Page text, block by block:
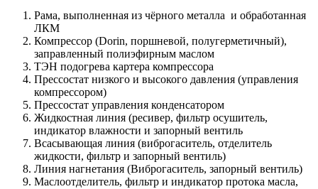
Рама, выполненная из чёрного металла и обработанная
ЛКМ
Компрессор (Dorin, поршневой, полугерметичный),
заправленный полиэфирным маслом
ТЭН подогрева картера компрессора
Прессостат низкого и высокого давления (управления
компрессором)
Прессостат управления конденсатором
Жидкостная линия (ресивер, фильтр осушитель,
индикатор влажности и запорный вентиль
Всасывающая линия (виброгаситель, отделитель
жидкости, фильтр и запорный вентиль)
Линия нагнетания (Виброгаситель, запорный вентиль)
Маслоотделитель, фильтр и индикатор протока масла,